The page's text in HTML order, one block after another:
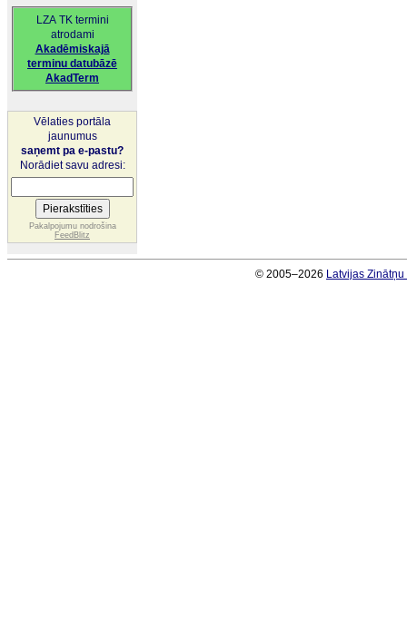
LZA TK termini
atrodami
Akadēmiskajā
terminu datubāzē
AkadTerm
Vēlaties portāla
jaunumus
saņemt pa e-pastu?
Norādiet savu adresi:
Pakalpojumu nodrošina
FeedBlitz
© 2005–2026 Latvijas